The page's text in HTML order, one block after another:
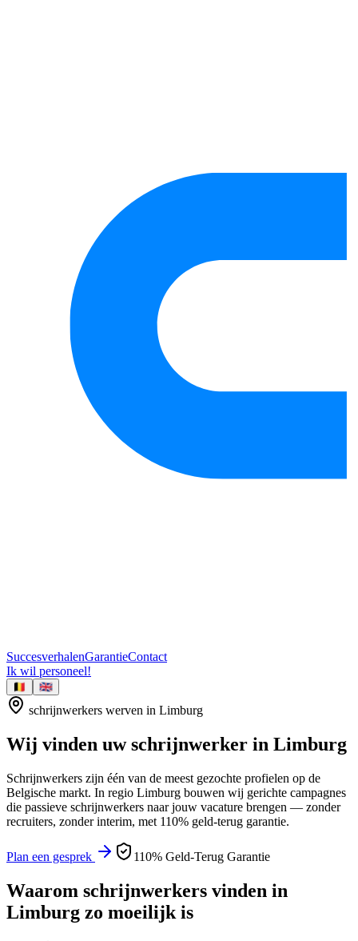
SuccesverhalenGarantieContact
Ik wil personeel!
🇧🇪 🇬🇧
schrijnwerkers werven in Limburg
Wij vinden uwschrijnwerker in Limburg
Schrijnwerkers zijn één van de meest gezochte profielen op de
Belgische markt. In regio Limburg bouwen wij gerichte campagnes
die passieve schrijnwerkers naar jouw vacature brengen — zonder
recruiters, zonder interim, met 110% geld-terug garantie.
Plan een gesprek 110% Geld-Terug Garantie
Waarom schrijnwerkers vinden in
Limburg zo moeilijk is